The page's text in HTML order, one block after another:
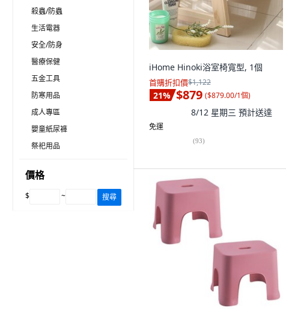
殺蟲/防蟲
生活電器
安全/防身
醫療保健
五金工具
防寒用品
成人專區
嬰童紙尿褲
祭祀用品
價格
$ ~ 搜尋
iHome Hinoki浴室椅寬型, 1個
首購折扣價$1,122
21% $879 ($879.00/1個)
8/12 星期三 預計送達
免運
(93)